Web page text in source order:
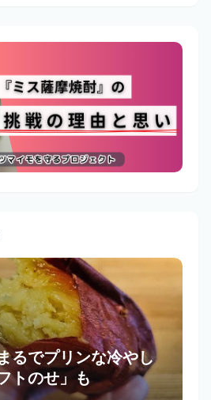
るでプリンな冷やし
トのせ」も